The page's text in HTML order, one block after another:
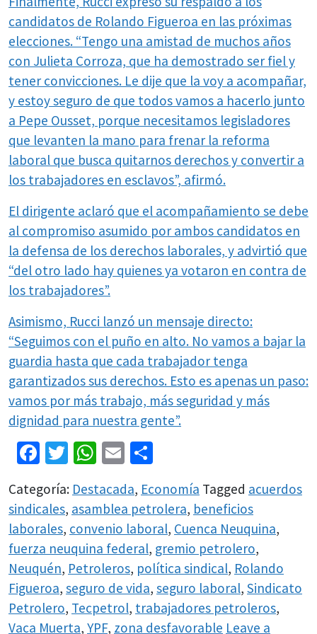
candidatos de Rolando Figueroa en las próximas
elecciones. “Tengo una amistad de muchos años
con Julieta Corroza, que ha demostrado ser fiel y
tener convicciones. Le dije que la voy a acompañar,
y estoy seguro de que todos vamos a hacerlo junto
a Pepe Ousset, porque necesitamos legisladores
que levanten la mano para frenar la reforma
laboral que busca quitarnos derechos y convertir a
los trabajadores en esclavos”, afirmó.
El dirigente aclaró que el acompañamiento se debe
al compromiso asumido por ambos candidatos en
la defensa de los derechos laborales, y advirtió que
“del otro lado hay quienes ya votaron en contra de
los trabajadores”.
Asimismo, Rucci lanzó un mensaje directo:
“Seguimos con el puño en alto. No vamos a bajar la
guardia hasta que cada trabajador tenga
garantizados sus derechos. Esto es apenas un paso:
vamos por más trabajo, más seguridad y más
dignidad para nuestra gente”.
Facebook
Twitter
WhatsApp
Email
Categoría: Destacada, Economía Tagged acuerdos
sindicales, asamblea petrolera, beneficios
laborales, convenio laboral, Cuenca Neuquina,
fuerza neuquina federal, gremio petrolero,
Neuquén, Petroleros, política sindical, Rolando
Figueroa, seguro de vida, seguro laboral, Sindicato
Petrolero, Tecpetrol, trabajadores petroleros,
Vaca Muerta, YPF, zona desfavorable Leave a